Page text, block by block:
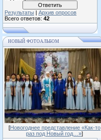
Результаты | Архив опросов
Всего ответов: 42
НОВЫЙ ФОТОАЛЬБОМ
[Новогоднее представление «Как-то
раз под Новый год…»]